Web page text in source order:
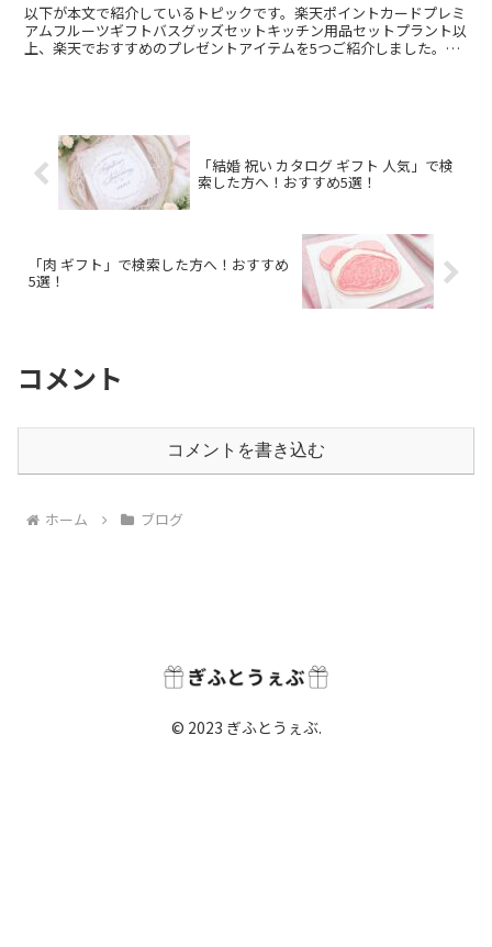
以下が本文で紹介しているトピックです。楽天ポイントカードプレミ
アムフルーツギフトバスグッズセットキッチン用品セットプラント以
上、楽天でおすすめのプレゼントアイテムを5つご紹介しました。プ
「結婚 祝い カタログ ギフト 人気」で検
索した方へ！おすすめ5選！
「肉 ギフト」で検索した方へ！おすすめ
5選！
コメント
コメントを書き込む
ホーム ブログ
© 2023 ぎふとうぇぶ.